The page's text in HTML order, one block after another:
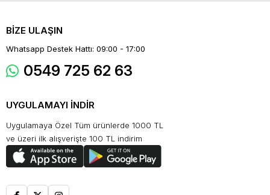
BİZE ULAŞIN
Whatsapp Destek Hattı: 09:00 - 17:00
0549 725 62 63
UYGULAMAYI İNDİR
Uygulamaya Özel Tüm ürünlerde 1000 TL
ve üzeri ilk alışverişte 100 TL indirim